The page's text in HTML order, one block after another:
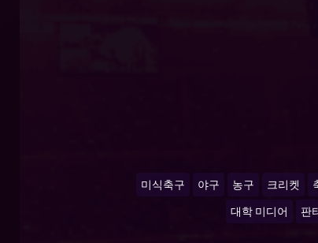
미식축구 야구 농구 크리켓
대학 미디어 판